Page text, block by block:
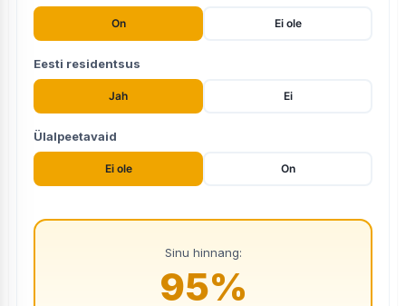
On Ei ole
Eesti residentsus
Jah Ei
Ülalpeetavaid
Ei ole On
Sinu hinnang:
95%